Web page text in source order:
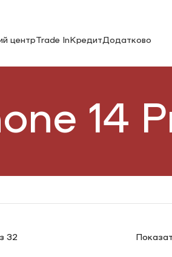
центрTrade InКредитДодатково
14
32